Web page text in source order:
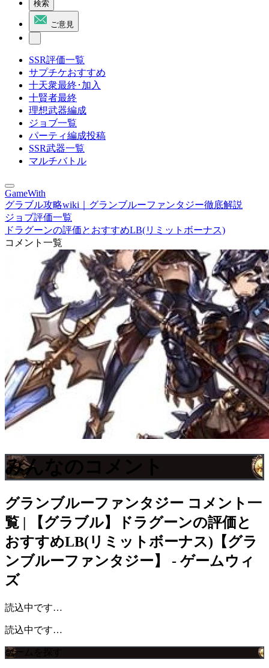
検索
ご意見
SSR評価一覧
サプチケおすすめ
十天衆最終･加入
十賢者最終
理想武器編成
ジョブ一覧
パーティ編成投稿
SSR武器一覧
マルチバトル
GameWith
グラブル攻略wiki｜グランブルーファンタジー徹底解説
ジョブ評価一覧
ドラグーンの評価とおすすめLB(リミットボーナス)
コメント一覧
みんなのコメント
グランブルーファンタジー コメント一
覧 | 【グラブル】ドラグーンの評価と
おすすめLB(リミットボーナス)【グラ
ンブルーファンタジー】 - ゲームウィ
ズ
読込中です…
読込中です…
ゲームを探す